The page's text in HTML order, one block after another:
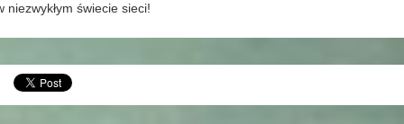
niezwykłym świecie sieci!